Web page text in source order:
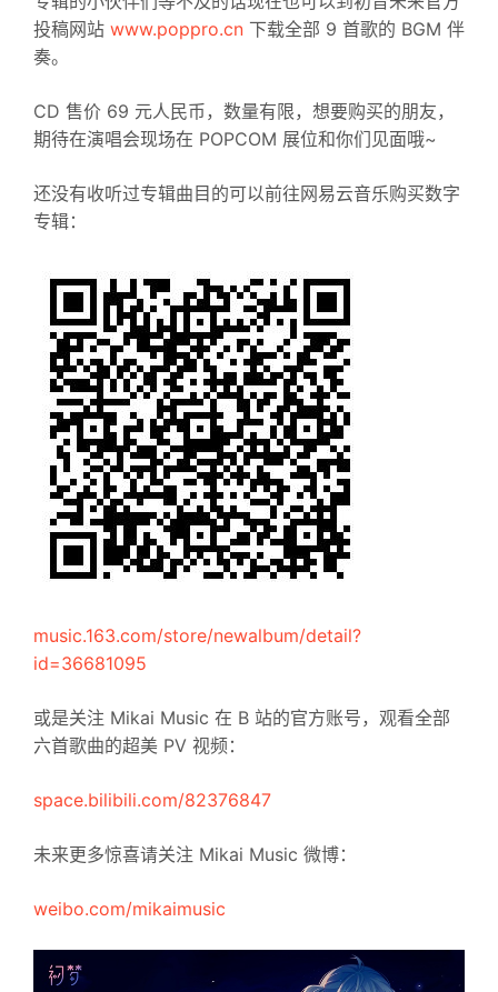
投稿网站 www.poppro.cn 下载全部 9 首歌的 BGM 伴
奏。
CD 售价 69 元人民币，数量有限，想要购买的朋友，
期待在演唱会现场在 POPCOM 展位和你们见面哦~
还没有收听过专辑曲目的可以前往网易云音乐购买数字
专辑：
music.163.com/store/newalbum/detail?
id=36681095
或是关注 Mikai Music 在 B 站的官方账号，观看全部
六首歌曲的超美 PV 视频：
space.bilibili.com/82376847
未来更多惊喜请关注 Mikai Music 微博：
weibo.com/mikaimusic